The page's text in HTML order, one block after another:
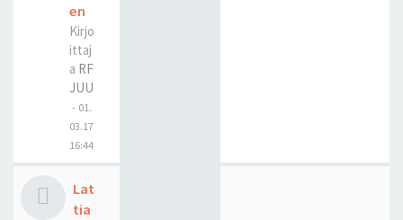
en
Kirjo
ittaj
a RF
JUU
- 01.
03.17
16:44
Lat
tia